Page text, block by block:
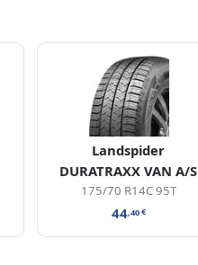
Landspider
DURATRAXX VAN A/S
175/70 R14C 95T
44,40€